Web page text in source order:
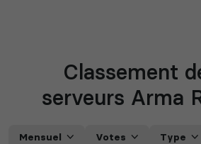
Classement
serveurs Arma
Mensuel Votes Type